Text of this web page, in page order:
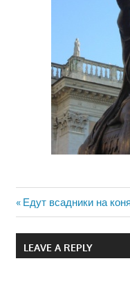
Навигация
по
Previous
Post:
Едут всадники на
LEAVE A REPLY